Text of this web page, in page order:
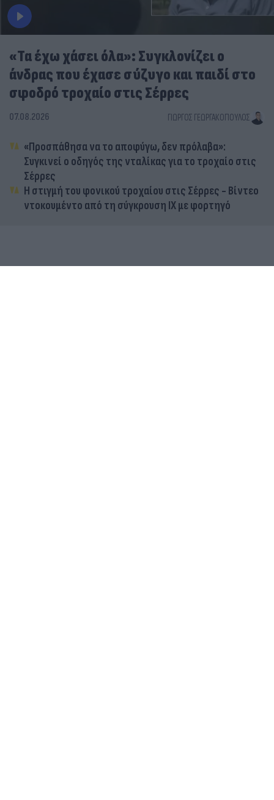
«Τα έχω χάσει όλα»: Συγκλονίζει ο
άνδρας που έχασε σύζυγο και παιδί στο
σφοδρό τροχαίο στις Σέρρες
07.08.2026 ΓΙΏΡΓΟΣ ΓΕΩΡΓΑΚΌΠΟΥΛΟΣ
«Προσπάθησα να το αποφύγω, δεν πρόλαβα»:
Συγκινεί ο οδηγός της νταλίκας για το τροχαίο στις
Σέρρες
Η στιγμή του φονικού τροχαίου στις Σέρρες - Βίντεο
ντοκουμέντο από τη σύγκρουση ΙΧ με φορτηγό